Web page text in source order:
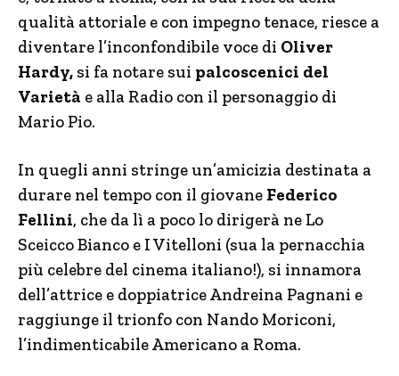
qualità attoriale e con impegno tenace, riesce a
diventare l’inconfondibile voce di Oliver
Hardy, si fa notare sui palcoscenici del
Varietà e alla Radio con il personaggio di
Mario Pio.
In quegli anni stringe un’amicizia destinata a
durare nel tempo con il giovane Federico
Fellini, che da lì a poco lo dirigerà ne Lo
Sceicco Bianco e I Vitelloni (sua la pernacchia
più celebre del cinema italiano!), si innamora
dell’attrice e doppiatrice Andreina Pagnani e
raggiunge il trionfo con Nando Moriconi,
l’indimenticabile Americano a Roma.